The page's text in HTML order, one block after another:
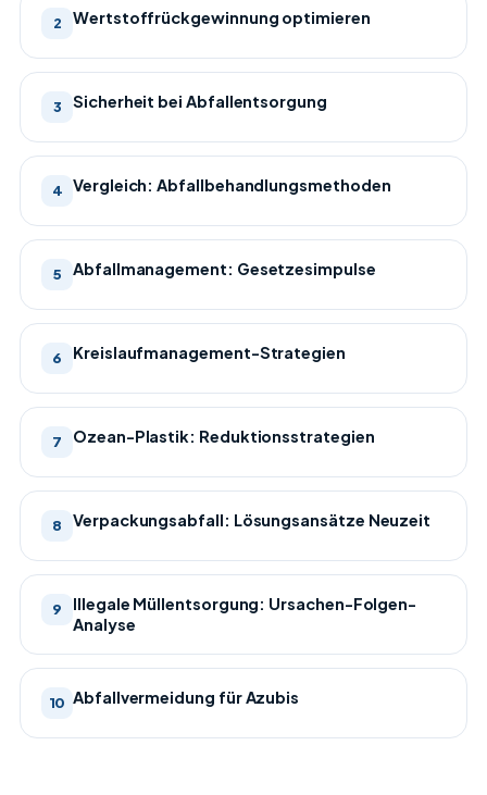
2 Wertstoffrückgewinnung optimieren
3 Sicherheit bei Abfallentsorgung
4 Vergleich: Abfallbehandlungsmethoden
5 Abfallmanagement: Gesetzesimpulse
6 Kreislaufmanagement-Strategien
7 Ozean-Plastik: Reduktionsstrategien
8 Verpackungsabfall: Lösungsansätze Neuzeit
9
Illegale Müllentsorgung: Ursachen-Folgen-
Analyse
10 Abfallvermeidung für Azubis